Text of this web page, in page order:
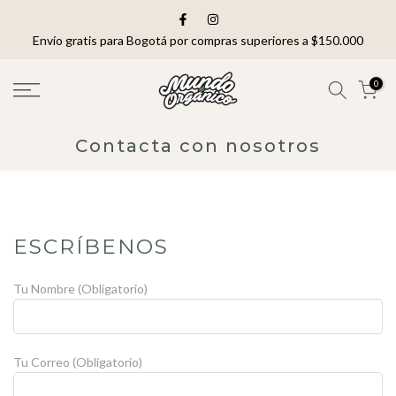
Envío gratis para Bogotá por compras superiores a $150.000
0
Contacta con nosotros
ESCRÍBENOS
Tu Nombre (Obligatorio)
Tu Correo (Obligatorio)